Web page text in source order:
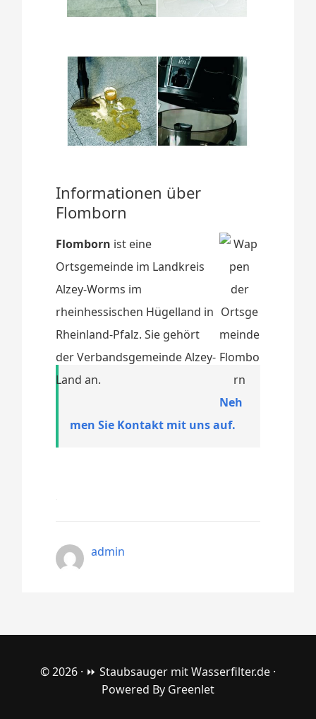
Informationen über
Flomborn
Flomborn ist eine
Ortsgemeinde im Landkreis
Alzey-Worms im
rheinhessischen Hügelland in
Rheinland-Pfalz. Sie gehört
der Verbandsgemeinde Alzey-
Land an.
Neh
men Sie Kontakt mit uns auf.
admin
© 2026 · ⏩ Staubsauger mit Wasserfilter.de ·
Powered By Greenlet